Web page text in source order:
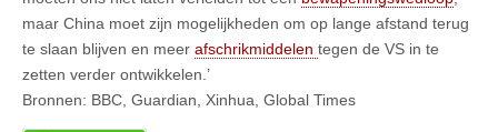
maar China moet zijn mogelijkheden om op lange afstand terug
te slaan blijven en meer afschrikmiddelen tegen de VS in te
zetten verder ontwikkelen.’
Bronnen: BBC, Guardian, Xinhua, Global Times